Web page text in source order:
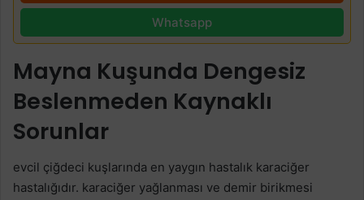
Whatsapp
Mayna Kuşunda Dengesiz
Beslenmeden Kaynaklı
Sorunlar
evcil çiğdeci kuşlarında en yaygın hastalık karaciğer
hastalığıdır. karaciğer yağlanması ve demir birikmesi